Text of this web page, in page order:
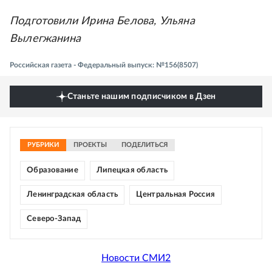
Подготовили Ирина Белова, Ульяна
Вылегжанина
Российская газета - Федеральный выпуск: №156(8507)
Станьте нашим подписчиком в Дзен
РУБРИКИ ПРОЕКТЫ ПОДЕЛИТЬСЯ
Образование Липецкая область
Ленинградская область Центральная Россия
Северо-Запад
Новости СМИ2